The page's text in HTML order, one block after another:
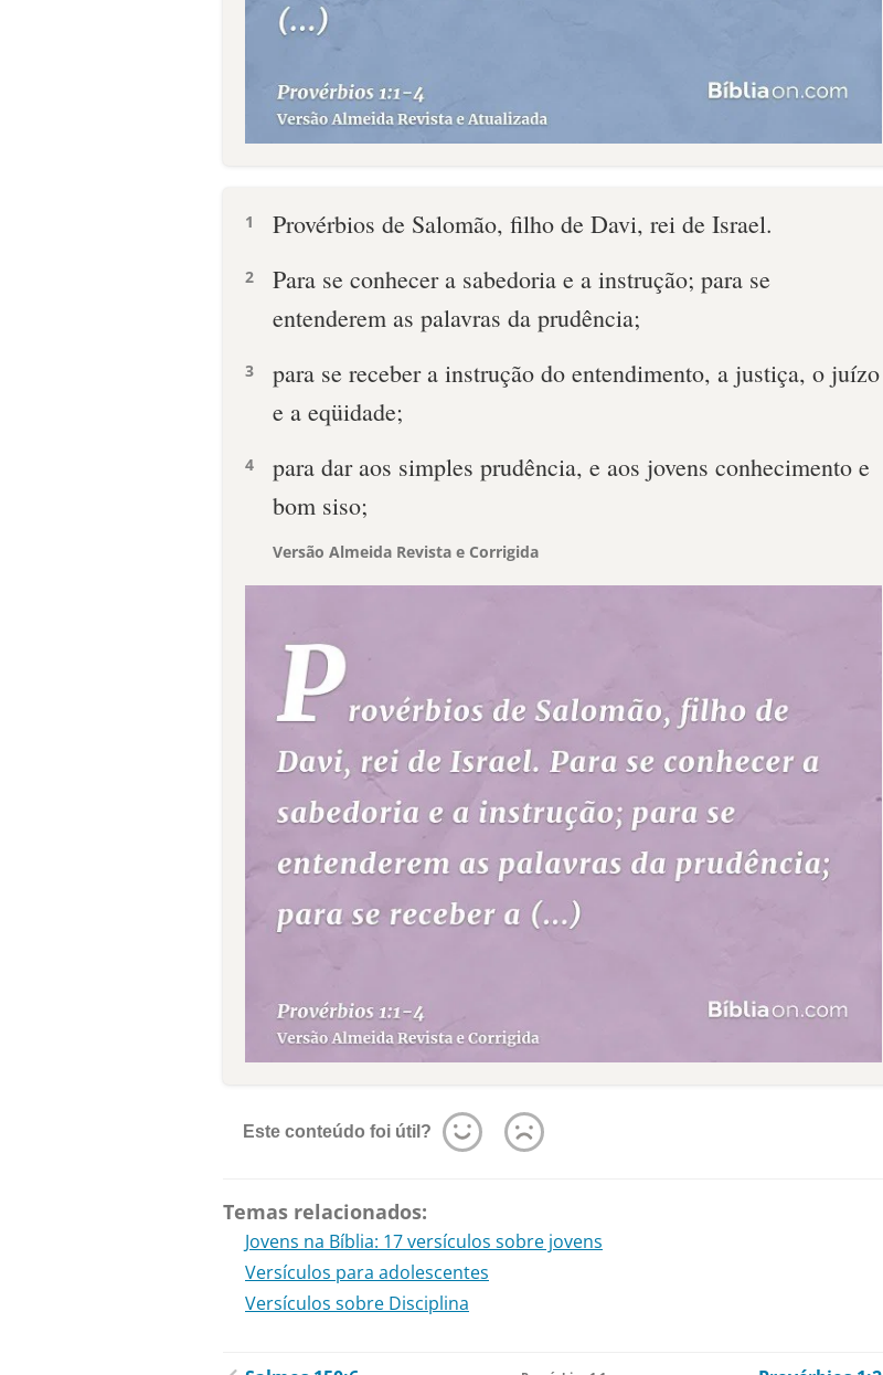
1 Provérbios de Salomão, filho de Davi, rei de Israel.
2
Para se conhecer a sabedoria e a instrução; para se
entenderem as palavras da prudência;
3
para se receber a instrução do entendimento, a justiça, o juízo
e a eqüidade;
4
para dar aos simples prudência, e aos jovens conhecimento e
bom siso;
Versão Almeida Revista e Corrigida
Este conteúdo foi útil?
Temas relacionados:
Jovens na Bíblia: 17 versículos sobre jovens
Versículos para adolescentes
Versículos sobre Disciplina